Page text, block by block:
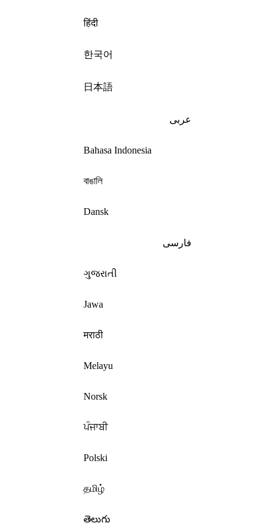
हिंदी
한국어
日本語
عربى
Bahasa Indonesia
বাঙালি
Dansk
فارسی
ગુજરાતી
Jawa
मराठी
Melayu
Norsk
ਪੰਜਾਬੀ
Polski
தமிழ்
తెలుగు